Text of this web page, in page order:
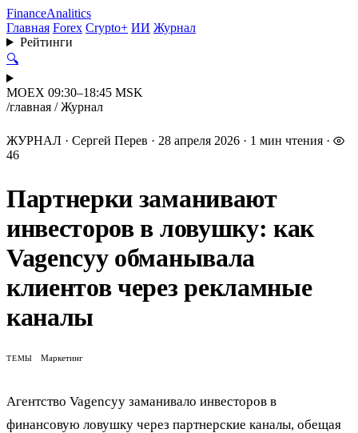
FinanceAnalitics
Главная Forex Crypto+ ИИ Журнал
Рейтинги
🔍
MOEX 09:30–18:45 MSK
/главная / Журнал
ЖУРНАЛ · Сергей Перев · 28 апреля 2026 · 1 мин чтения ·
46
Партнерки заманивают
инвесторов в ловушку: как
Vagencyy обманывала
клиентов через рекламные
каналы
ТЕМЫ Маркетинг
Агентство Vagencyy заманивало инвесторов в
финансовую ловушку через партнерские каналы, обещая